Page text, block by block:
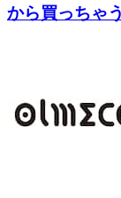
から買っちゃう